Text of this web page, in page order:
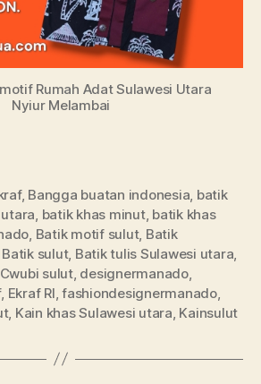
Rumah Adat Sulawesi Utara
Nyiur Melambai
, Bangga buatan indonesia, batik
, batik khas minut, batik khas
, Batik motif sulut, Batik
Batik sulut, Batik tulis Sulawesi utara,
Cwubi sulut, designermanado,
, Ekraf RI,fashiondesignermanado,
, Kain khas Sulawesi utara, Kainsulut